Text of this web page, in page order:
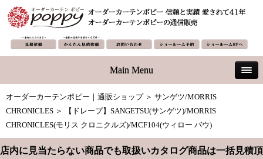
Main Menu
オーダーカーテンポピー｜通販ショップ＞ サンゲツ/MORRIS
CHRONICLES ＞ 【ドレープ】SANGETSU(サンゲツ)/MORRIS
CHRONICLES(モリス クロニクルズ)/MCF104(ウィロー バウ)
店内に見当たらない商品でも取扱いカタログ商品は一括見積頂